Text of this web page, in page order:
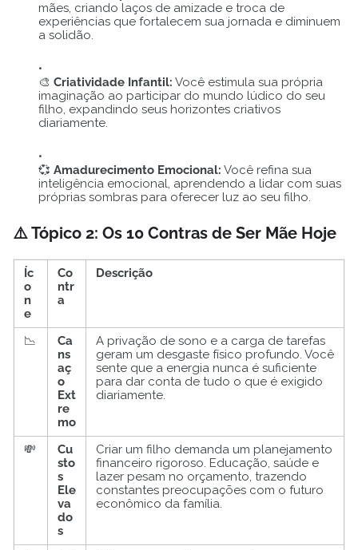
mães, criando laços de amizade e troca de
experiências que fortalecem sua jornada e diminuem
a solidão.
🎨 Criatividade Infantil: Você estimula sua própria
imaginação ao participar do mundo lúdico do seu
filho, expandindo seus horizontes criativos
diariamente.
💞 Amadurecimento Emocional: Você refina sua
inteligência emocional, aprendendo a lidar com suas
próprias sombras para oferecer luz ao seu filho.
⚠️ Tópico 2: Os 10 Contras de Ser Mãe Hoje
Íc
o
n
e
Co
ntr
a
Descrição
📉
Ca
ns
aç
o
Ext
re
mo
A privação de sono e a carga de tarefas
geram um desgaste físico profundo. Você
sente que a energia nunca é suficiente
para dar conta de tudo o que é exigido
diariamente.
💸
Cu
sto
s
Ele
va
do
s
Criar um filho demanda um planejamento
financeiro rigoroso. Educação, saúde e
lazer pesam no orçamento, trazendo
constantes preocupações com o futuro
econômico da família.